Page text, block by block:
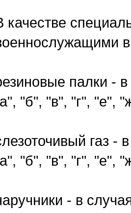
качестве
палки -
"б", "в", "г", "е",
газ -
"б", "в", "г", "е",
- в